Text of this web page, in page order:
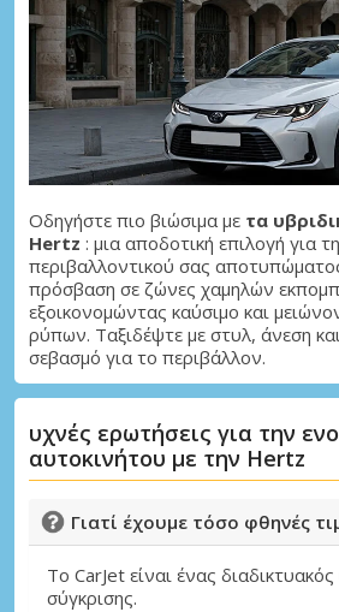
Σύνδεση με
Οδηγήστε πιο βιώσιμα με τα
Hertz : μια αποδοτική επιλογή για
περιβαλλοντικού σας
πρόσβαση σε ζώνες χαμηλών
εξοικονομώντας καύσιμο και
ρύπων. Ταξιδέψτε με στυλ, άνεση
σεβασμό για το περιβάλλον.
υχνές ερωτήσεις για την
αυτοκινήτου με την Hertz
Γιατί έχουμε τόσο φθηνές
Το CarJet είναι ένας
σύγκρισης.